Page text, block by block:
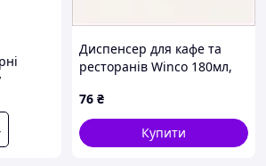
Диспенсер для кафе та
ресторанів Winco 180мл,
76 ₴
Купити